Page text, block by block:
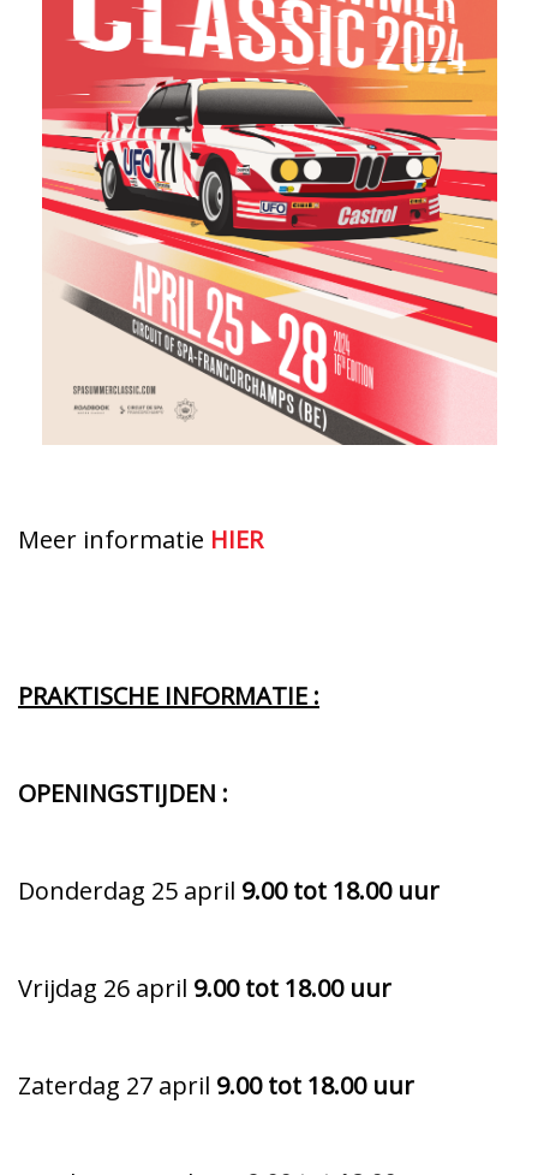
Meer informatie HIER
PRAKTISCHE INFORMATIE :
OPENINGSTIJDEN :
Donderdag 25 april 9.00 tot 18.00 uur
Vrijdag 26 april 9.00 tot 18.00 uur
Zaterdag 27 april 9.00 tot 18.00 uur